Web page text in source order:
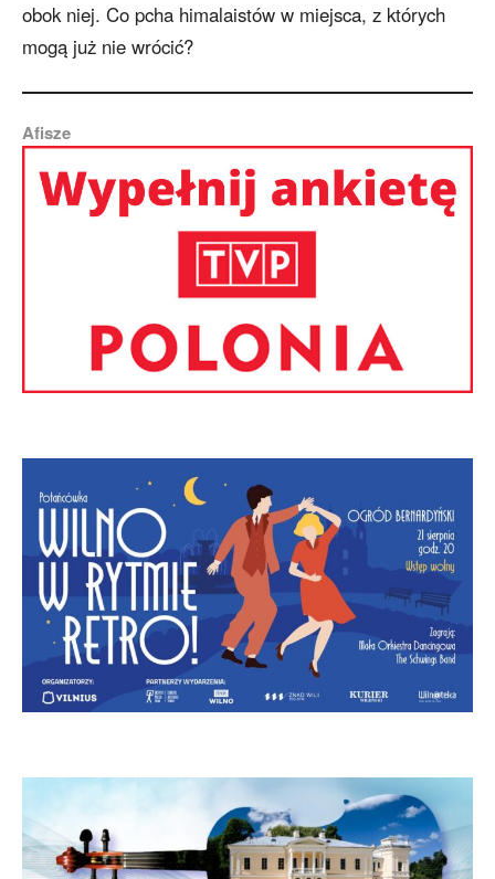
obok niej. Co pcha himalaistów w miejsca, z których
mogą już nie wrócić?
Afisze